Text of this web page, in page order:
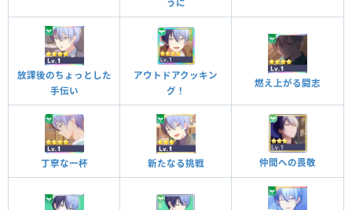
うに
放課後のちょっとした
手伝い
アウトドアクッキン
グ！
燃え上がる闘志
丁寧な一杯 新たなる挑戦 仲間への畏敬